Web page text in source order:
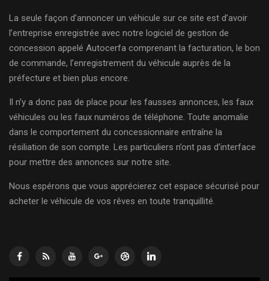
La seule façon d’annoncer un véhicule sur ce site est d’avoir
l’entreprise enregistrée avec notre logiciel de gestion de
concession appelé Autocerfa comprenant la facturation, le bon
de commande, l’enregistrement du véhicule auprès de la
préfecture et bien plus encore.
Il n’y a donc pas de place pour les fausses annonces, les faux
véhicules ou les faux numéros de téléphone. Toute anomalie
dans le comportement du concessionnaire entraîne la
résiliation de son compte. Les particuliers n’ont pas d’interface
pour mettre des annonces sur notre site.
Nous espérons que vous apprécierez cet espace sécurisé pour
acheter le véhicule de vos rêves en toute tranquillité.